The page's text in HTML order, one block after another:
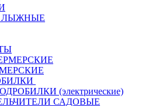
ЛЫЖНЫЕ
(электрические)
САДОВЫЕ